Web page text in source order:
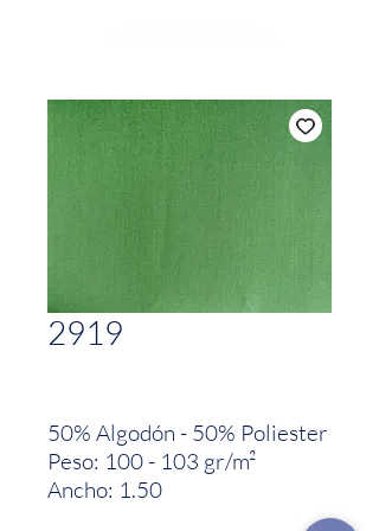
2919
50% Algodón - 50% Poliester
Peso: 100 - 103 gr/m²
Ancho: 1.50